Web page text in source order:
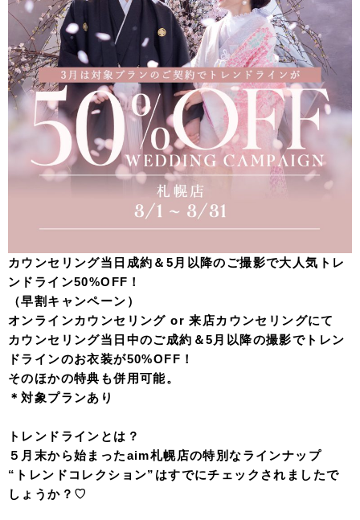
カウンセリング当日成約＆5月以降のご撮影で大人気トレ
ンドライン50%OFF！
（早割キャンペーン）
オンラインカウンセリング or 来店カウンセリングにて
カウンセリング当日中のご成約＆5月以降の撮影でトレン
ドラインのお衣装が50%OFF！
そのほかの特典も併用可能。
＊対象プランあり
トレンドラインとは？
５月末から始まったaim札幌店の特別なラインナップ
“トレンドコレクション”はすでにチェックされましたで
しょうか？♡